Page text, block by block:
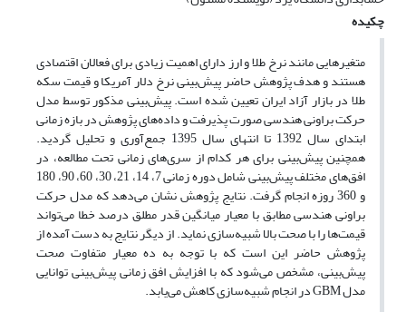
چکیده
متغیرهایی مانند نرخ طلا و ارز دارای اهمیت زیادی برای فعالان اقتصادی
هستند و هدف پژوهش حاضر پیش‌بینی نرخ دلار آمریکا و قیمت سکه
طلا در بازار آزاد ایران تعیین شده است. پیش‌بینی مذکور توسط مدل
حرکت براونی هندسی صورت پذیرفت و داده‌های پژوهش‌ در بازه زمانی
ابتدای سال 1392 تا انتهای سال 1395 جمع‌آوری و تحلیل گردید.
همچنین پیش‌بینی برای هر کدام از سری‌های زمانی تحت مطالعه، در
افق‌های مختلف پیش‌بینی شامل دوره زمانی 7، 14، 21، 30، 60، 90، 180
و 360 روزه انجام گرفت. نتایج پژوهش‌ نشان می‌دهد که مدل حرکت
براونی هندسی مطابق با معیار میانگین قدر مطلق درصد خطا می‌تواند
قیمت‌ها را با صحت بالا شبیه‌سازی نماید. از دیگر نتایج به دست آمده از
پژوهش‌‌ حاضر این است که با توجه به ده معیار متفاوت صحت
پیش‌بینی، مشخص می‌شود که با افزایش افق زمانی پیش‌بینی توانایی
مدل GBM در انجام شبیه‌سازی کاهش می‌یابد.